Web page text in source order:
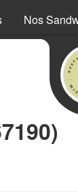
Nos